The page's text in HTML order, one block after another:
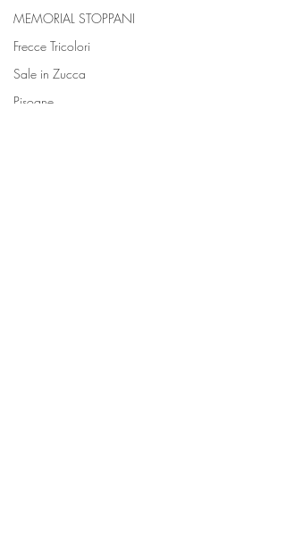
MEMORIAL STOPPANI
Frecce Tricolori
Sale in Zucca
Pisogne